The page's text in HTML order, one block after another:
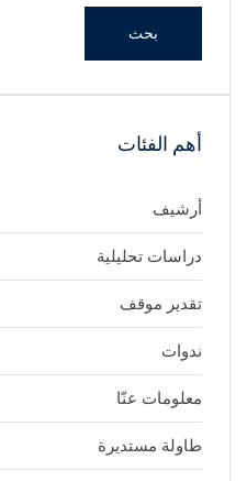
بحث
أهم الفئات
أرشيف
دراسات تحليلية
تقدير موقف
ندوات
معلومات عنّا
طاولة مستديرة